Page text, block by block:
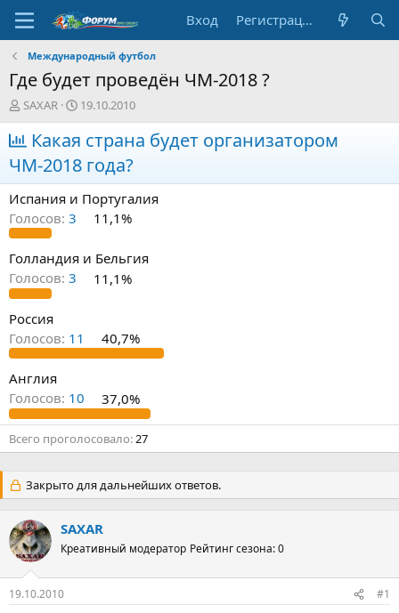
Вход Регистрация
Международный футбол
Где будет проведён ЧМ-2018 ?
А
в
т
о
р
т
е
м
ы
SAXAR
Д
а
т
а
н
а
ч
19.10.2010
Какая страна будет организатором
ЧМ-2018 года?
Испания и Португалия
Голосов: 3 11,1%
Голландия и Бельгия
Голосов: 3 11,1%
Россия
Голосов: 11 40,7%
Англия
Голосов: 10 37,0%
Всего проголосовало 27
Закрыто для дальнейших ответов.
SAXAR
Креативный модератор Рейтинг сезона: 0
19.10.2010 #1